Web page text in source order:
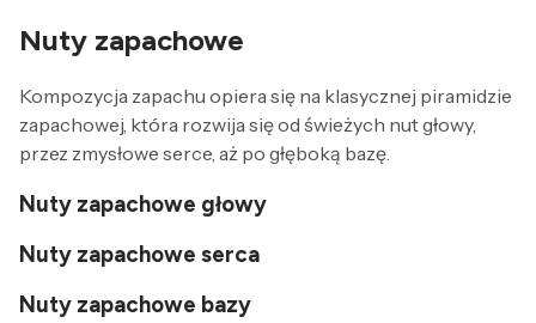
Nuty zapachowe
Kompozycja zapachu opiera się na klasycznej piramidzie
zapachowej, która rozwija się od świeżych nut głowy,
przez zmysłowe serce, aż po głęboką bazę.
Nuty zapachowe głowy
Nuty zapachowe serca
Nuty zapachowe bazy